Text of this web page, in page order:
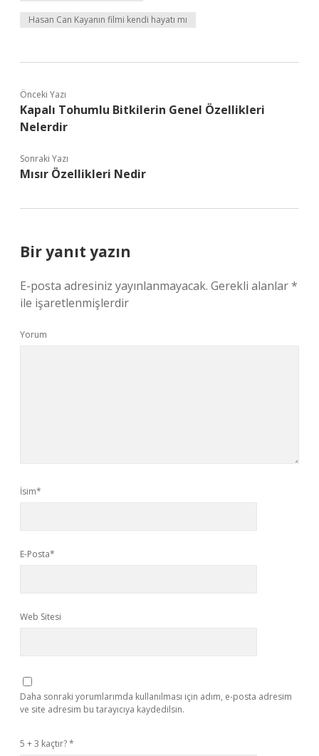
Hasan Can Kayanın filmi kendi hayatı mı
Önceki Yazı
Kapalı Tohumlu Bitkilerin Genel Özellikleri
Nelerdir
Sonraki Yazı
Mısır Özellikleri Nedir
Bir yanıt yazın
E-posta adresiniz yayınlanmayacak. Gerekli alanlar*
ile işaretlenmişlerdir
Yorum
İsim*
E-Posta*
Web Sitesi
Daha sonraki yorumlarımda kullanılması için adım, e-posta adresim
ve site adresim bu tarayıcıya kaydedilsin.
5 + 3 kaçtır?*